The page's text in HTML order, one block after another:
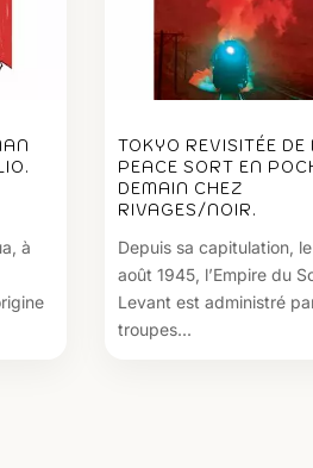
à
TOKYO REVISITÉE DE
PEACE SORT EN
DEMAIN CHEZ
RIVAGES/NOIR.
Depuis sa capitulation, le
août 1945, l’Empire du
Levant est administré
troupes...